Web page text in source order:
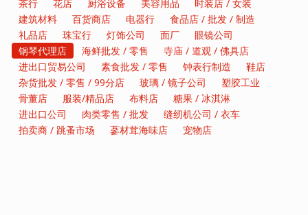
茶行
花店 厨浴设备 美容用品
时装店 / 女装
建筑材料
百货商店 电器行
食品店 / 批发 / 制造
礼品店
珠宝行 灯饰公司 面厂
眼镜公司
钢琴代理店
海鲜批发 / 零售
寺庙 / 道观 / 佛具店
进出口贸易公司
素食批发 / 零售 钟表行制造
鞋店
杂货批发 / 零售 / 99分店
玻璃 / 镜子公司
塑胶工业
骨董店
服装/精品店 布料店
糖果 / 冰淇淋
进出口公司
肉类零售 / 批发
缝纫机公司 / 衣车
拍卖商 / 跳蚤市场
蔘材茸海味店 宠物店